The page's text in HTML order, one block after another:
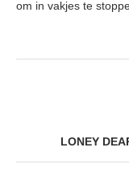
om in vakjes te
LONEY